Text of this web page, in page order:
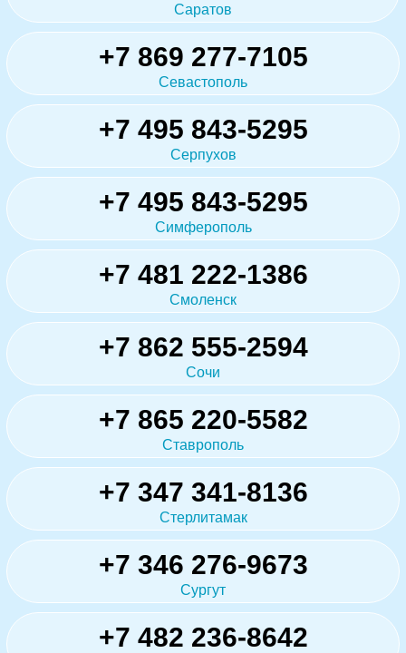
Саратов
+7 869 277-7105
Севастополь
+7 495 843-5295
Серпухов
+7 495 843-5295
Симферополь
+7 481 222-1386
Смоленск
+7 862 555-2594
Сочи
+7 865 220-5582
Ставрополь
+7 347 341-8136
Стерлитамак
+7 346 276-9673
Сургут
+7 482 236-8642